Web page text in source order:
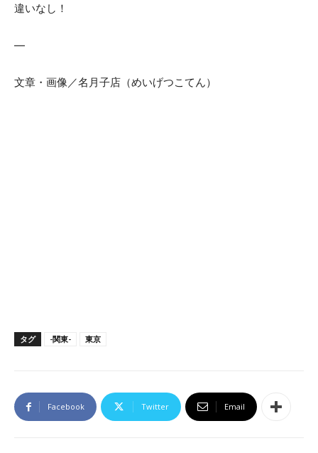
違いなし！
—
文章・画像／名月子店（めいげつこてん）
タグ -関東- 東京
Facebook Twitter Email